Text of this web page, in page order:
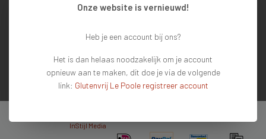
Contactgegevens
Nieuwsbrief
InStijl Media
Onze website is vernieuwd!
Heb je een account bij ons?
Het is dan helaas noodzakelijk om je account
opnieuw aan te maken, dit doe je via de volgende
link: Glutenvrij Le Poole registreer account